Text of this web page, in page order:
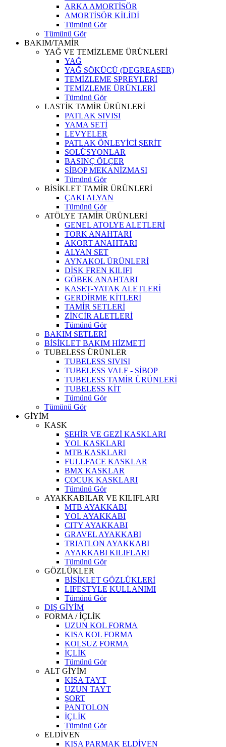
ARKA AMORTİSÖR
AMORTİSÖR KİLİDİ
Tümünü Gör
Tümünü Gör
BAKIM/TAMİR
YAĞ VE TEMİZLEME ÜRÜNLERİ
YAĞ
YAĞ SÖKÜCÜ (DEGREASER)
TEMİZLEME SPREYLERİ
TEMİZLEME ÜRÜNLERİ
Tümünü Gör
LASTİK TAMİR ÜRÜNLERİ
PATLAK SIVISI
YAMA SETİ
LEVYELER
PATLAK ÖNLEYİCİ ŞERİT
SOLÜSYONLAR
BASINÇ ÖLÇER
SİBOP MEKANİZMASI
Tümünü Gör
BİSİKLET TAMİR ÜRÜNLERİ
ÇAKI ALYAN
Tümünü Gör
ATÖLYE TAMİR ÜRÜNLERİ
GENEL ATOLYE ALETLERİ
TORK ANAHTARI
AKORT ANAHTARI
ALYAN SET
AYNAKOL ÜRÜNLERİ
DİSK FREN KILIFI
GÖBEK ANAHTARI
KASET-YATAK ALETLERİ
GERDİRME KİTLERİ
TAMİR SETLERİ
ZİNCİR ALETLERİ
Tümünü Gör
BAKIM SETLERİ
BİSİKLET BAKIM HİZMETİ
TUBELESS ÜRÜNLER
TUBELESS SIVISI
TUBELESS VALF - SİBOP
TUBELESS TAMİR ÜRÜNLERİ
TUBELESS KİT
Tümünü Gör
Tümünü Gör
GİYİM
KASK
ŞEHİR VE GEZİ KASKLARI
YOL KASKLARI
MTB KASKLARI
FULLFACE KASKLAR
BMX KASKLAR
ÇOCUK KASKLARI
Tümünü Gör
AYAKKABILAR VE KILIFLARI
MTB AYAKKABI
YOL AYAKKABI
CITY AYAKKABI
GRAVEL AYAKKABI
TRIATLON AYAKKABI
AYAKKABI KILIFLARI
Tümünü Gör
GÖZLÜKLER
BİSİKLET GÖZLÜKLERİ
LIFESTYLE KULLANIMI
Tümünü Gör
DIŞ GİYİM
FORMA / İÇLİK
UZUN KOL FORMA
KISA KOL FORMA
KOLSUZ FORMA
İÇLİK
Tümünü Gör
ALT GİYİM
KISA TAYT
UZUN TAYT
ŞORT
PANTOLON
İÇLİK
Tümünü Gör
ELDİVEN
KISA PARMAK ELDİVEN